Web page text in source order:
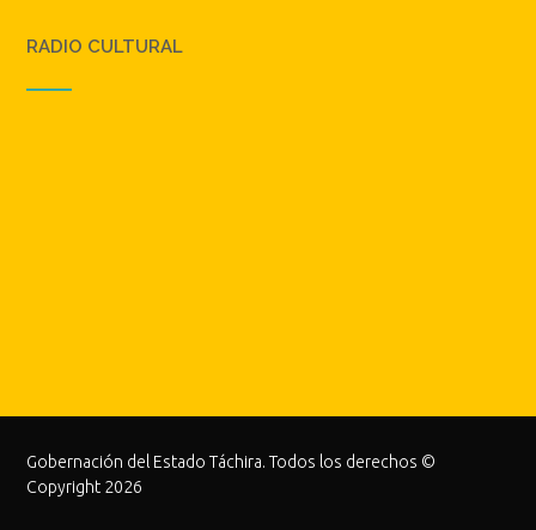
RADIO CULTURAL
Gobernación del Estado Táchira. Todos los derechos ©
Copyright 2026